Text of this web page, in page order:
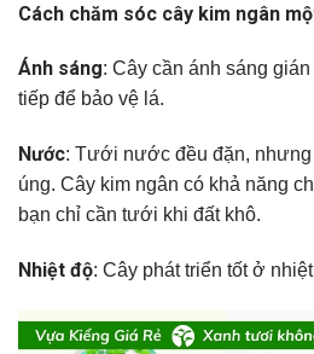
Cách chăm sóc cây kim ngân
Ánh sáng: Cây cần ánh sáng
tiếp để bảo vệ lá.
Nước: Tưới nước đều đặn,
úng. Cây kim ngân có khả năng
bạn chỉ cần tưới khi đất khô.
Nhiệt độ: Cây phát triển tốt ở